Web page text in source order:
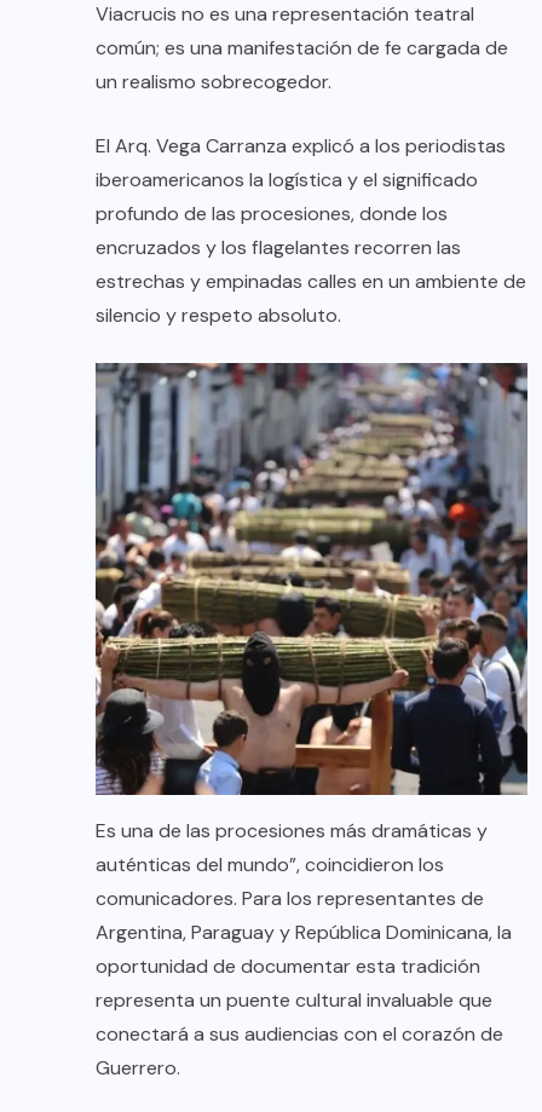
Viacrucis no es una representación teatral
común; es una manifestación de fe cargada de
un realismo sobrecogedor.
El Arq. Vega Carranza explicó a los periodistas
iberoamericanos la logística y el significado
profundo de las procesiones, donde los
encruzados y los flagelantes recorren las
estrechas y empinadas calles en un ambiente de
silencio y respeto absoluto.
Es una de las procesiones más dramáticas y
auténticas del mundo”, coincidieron los
comunicadores. Para los representantes de
Argentina, Paraguay y República Dominicana, la
oportunidad de documentar esta tradición
representa un puente cultural invaluable que
conectará a sus audiencias con el corazón de
Guerrero.